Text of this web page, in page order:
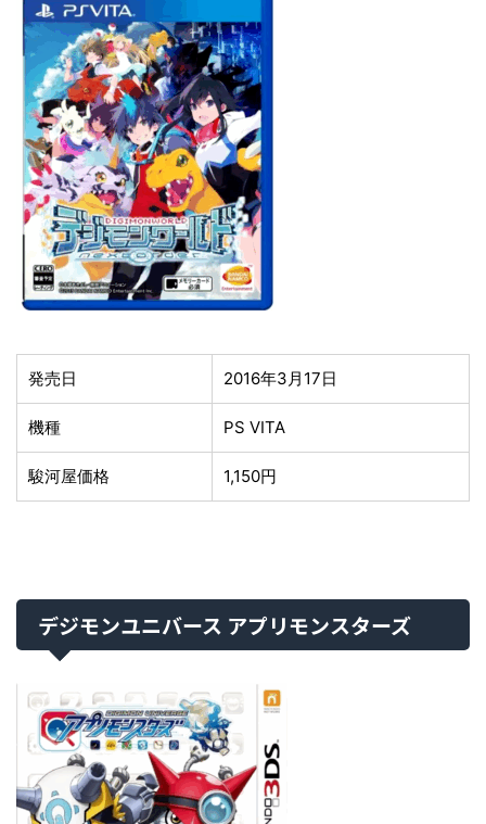
発売日 2016年3月17日
機種 PS VITA
駿河屋価格 1,150円
デジモンユニバース アプリモンスターズ